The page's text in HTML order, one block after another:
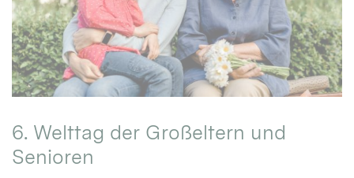
6. Welttag der Großeltern und
Senioren